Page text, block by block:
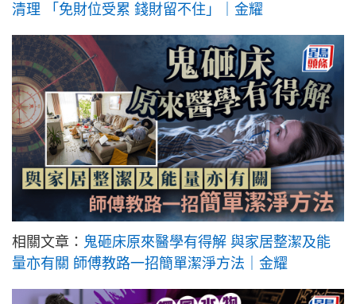
清理 「免財位受累 錢財留不住」｜金耀
相關文章： 鬼砸床原來醫學有得解 與家居整潔及能
量亦有關 師傅教路一招簡單潔淨方法｜金耀